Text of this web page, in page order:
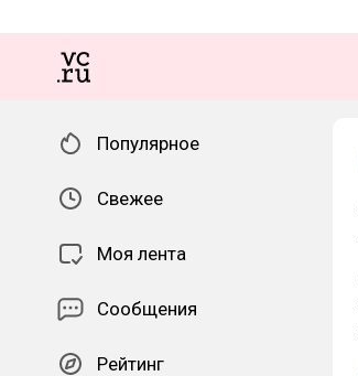
Популярное
Свежее
Моя лента
Сообщения
Рейтинг